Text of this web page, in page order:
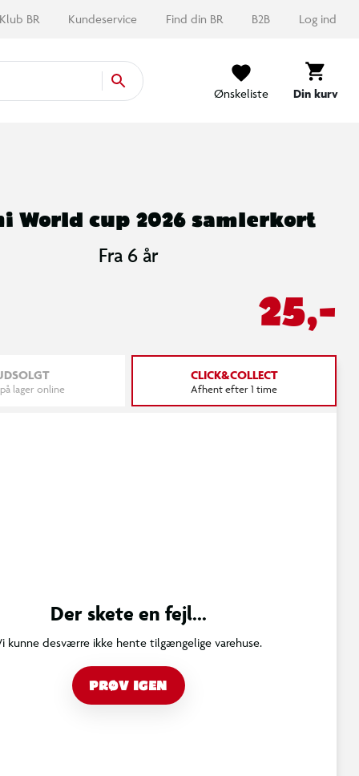
Klub BR Kundeservice Find din BR B2B Log ind
Ønskeliste Din kurv
World cup 2026 samlerkort
Fra 6 år
25,-
lager online
CLICK&COLLECT
Afhent efter 1 time
Der skete en fejl...
kunne desværre ikke hente tilgængelige varehuse.
PRØV IGEN